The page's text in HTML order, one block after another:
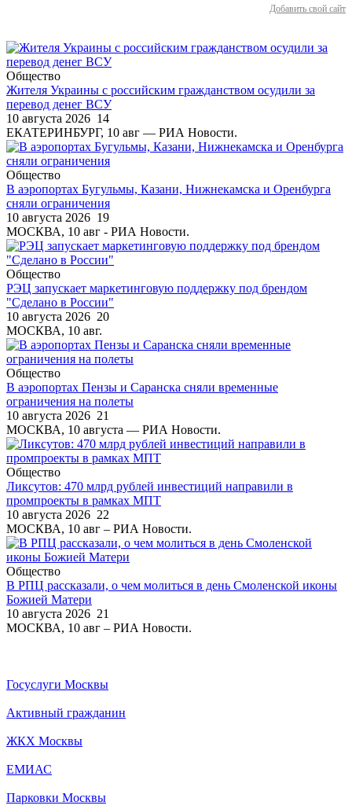
Добавить свой сайт
Общество
Жителя Украины с российским гражданством осудили за
перевод денег ВСУ
10 августа 2026 14
ЕКАТЕРИНБУРГ, 10 авг — РИА Новости.
Общество
В аэропортах Бугульмы, Казани, Нижнекамска и Оренбурга
сняли ограничения
10 августа 2026 19
МОСКВА, 10 авг - РИА Новости.
Общество
РЭЦ запускает маркетинговую поддержку под брендом
"Сделано в России"
10 августа 2026 20
МОСКВА, 10 авг.
Общество
В аэропортах Пензы и Саранска сняли временные
ограничения на полеты
10 августа 2026 21
МОСКВА, 10 августа — РИА Новости.
Общество
Ликсутов: 470 млрд рублей инвестиций направили в
промпроекты в рамках МПТ
10 августа 2026 22
МОСКВА, 10 авг – РИА Новости.
Общество
В РПЦ рассказали, о чем молиться в день Смоленской иконы
Божией Матери
10 августа 2026 21
МОСКВА, 10 авг – РИА Новости.
Госуслуги Москвы
Активный гражданин
ЖКХ Москвы
ЕМИАС
Парковки Москвы